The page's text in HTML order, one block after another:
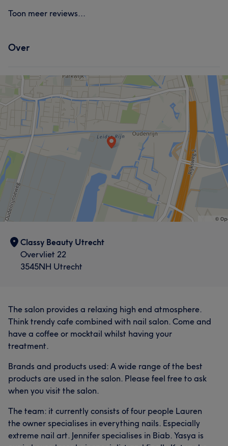
Toon meer reviews...
Over
Classy Beauty Utrecht
Overvliet 22
3545NH Utrecht
The salon provides a relaxing high end atmosphere.
Think trendy cafe combined with nail salon. Come and
have a coffee or mocktail whilst having your
treatment.
Brands and products used: A wide range of the best
products are used in the salon. Please feel free to ask
when you visit the salon.
The team: it currently consists of four people Lauren
the owner specialises in everything nails. Especially
extreme nail art. Jennifer specialises in Biab. Yasya is